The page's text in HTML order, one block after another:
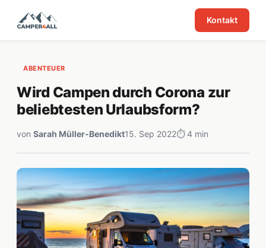
Kontakt
ABENTEUER
Wird Campen durch Corona zur
beliebtesten Urlaubsform?
von Sarah Müller-Benedikt15. Sep 2022⏱ 4 min